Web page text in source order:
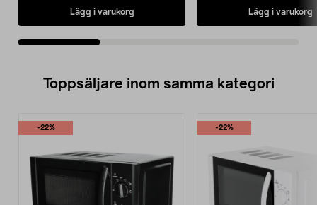
Lägg i varukorg Lägg i varukorg
Toppsäljare inom samma kategori
-22% -22%